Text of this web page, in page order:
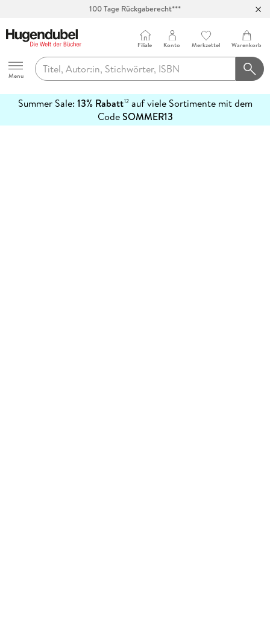
100 Tage Rückgaberecht***
Hugendubel
Menu
Filiale Konto Merkzettel Warenkorb
Summer Sale: 13% Rabatt12auf viele Sortimente mit dem
CodeSOMMER13
erfahren